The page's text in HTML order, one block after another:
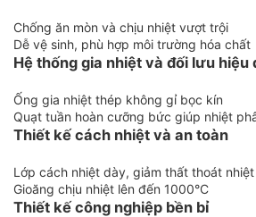
Chống ăn mòn và chịu nhiệt vượt trội
Dễ vệ sinh, phù hợp môi trường hóa chất
Hệ thống gia nhiệt và đối lưu hiệu
Ống gia nhiệt thép không gỉ bọc kín
Quạt tuần hoàn cưỡng bức giúp nhiệt
Thiết kế cách nhiệt và an toàn
Lớp cách nhiệt dày, giảm thất thoát nhiệt
Gioăng chịu nhiệt lên đến 1000°C
Thiết kế công nghiệp bền bỉ